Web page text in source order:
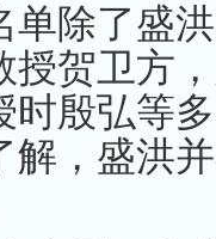
单除了盛
授贺卫方
时殷弘等
解，盛洪